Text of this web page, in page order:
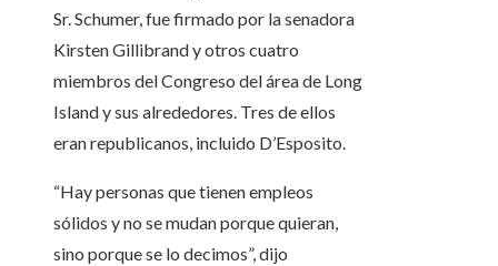
Sr. Schumer, fue firmado por la senadora
Kirsten Gillibrand y otros cuatro
miembros del Congreso del área de Long
Island y sus alrededores. Tres de ellos
eran republicanos, incluido D’Esposito.
“Hay personas que tienen empleos
sólidos y no se mudan porque quieran,
sino porque se lo decimos”, dijo